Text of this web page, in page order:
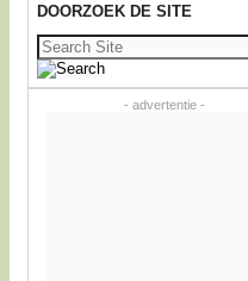
DOORZOEK DE SITE
Zoeken
naar:
- advertentie -